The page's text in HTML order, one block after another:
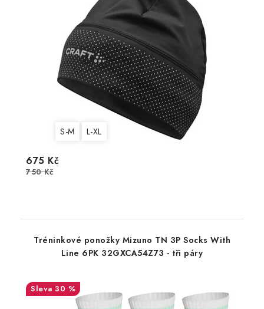
S-M L-XL
675 Kč
750 Kč
Tréninkové ponožky Mizuno TN 3P Socks With
Line 6PK 32GXCA54Z73 - tři páry
30 %